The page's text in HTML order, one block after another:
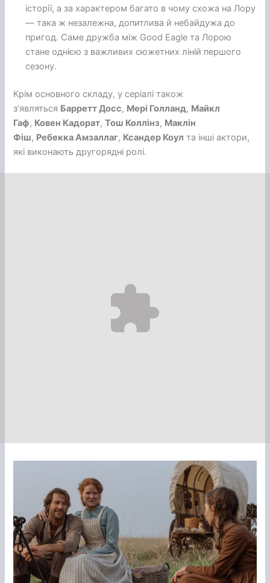
історії, а за характером багато в чому схожа на Лору
— така ж незалежна, допитлива й небайдужа до
пригод. Саме дружба між Good Eagle та Лорою
стане однією з важливих сюжетних ліній першого
сезону.
Крім основного складу, у серіалі також
з’являться Барретт Досс, Мері Голланд, Майкл
Гаф, Ковен Кадорат,Тош Коллінз, Маклін
Фіш, Ребекка Амзаллаг, Ксандер Коул та інші актори,
які виконають другорядні ролі.